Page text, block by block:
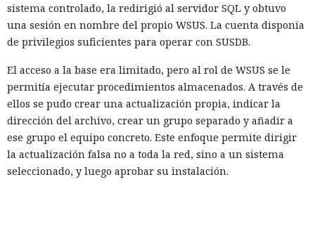
sistema controlado, la redirigió al servidor SQL y obtuvo
una sesión en nombre del propio WSUS. La cuenta disponía
de privilegios suficientes para operar con SUSDB.
El acceso a la base era limitado, pero al rol de WSUS se le
permitía ejecutar procedimientos almacenados. A través de
ellos se pudo crear una actualización propia, indicar la
dirección del archivo, crear un grupo separado y añadir a
ese grupo el equipo concreto. Este enfoque permite dirigir
la actualización falsa no a toda la red, sino a un sistema
seleccionado, y luego aprobar su instalación.